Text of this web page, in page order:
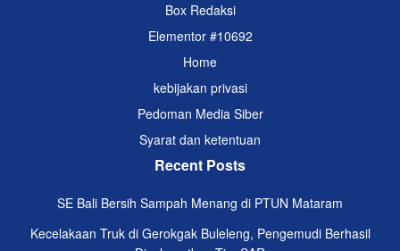
Box Redaksi
Elementor #10692
Home
kebijakan privasi
Pedoman Media Siber
Syarat dan ketentuan
Recent Posts
SE Bali Bersih Sampah Menang di PTUN Mataram
Kecelakaan Truk di Gerokgak Buleleng, Pengemudi Berhasil